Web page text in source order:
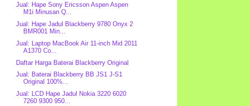
Jual: Hape Sony Ericsson Aspen Aspen
M1i Minusan Q...
Jual: Hape Jadul Blackberry 9780 Onyx 2
BMR001 Min...
Jual: Laptop MacBook Air 11-inch Mid 2011
A1370 Co...
Daftar Harga Baterai Blackberry Original
Jual: Baterai Blackberry BB JS1 J-S1
Original 100%...
Jual: LCD Hape Jadul Nokia 3220 6020
7260 9300 950...